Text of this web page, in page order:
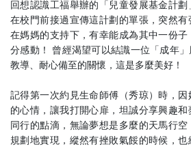
回想認識工福舉辦的「兒童發展基金計
在校門前接過宣傳這計劃的單張，突然有
在媽媽的支持下，有幸能成為其中一份
分感動！ 曾經渴望可以結識一位「成年
教導、耐心備至的關懷，這是多麼美好！
記得第一次約見生命師傅（秀琼）時，
的心情，讓我打開心扉，坦誠分享興趣
同行的點滴，無論夢想是多麼的天馬行
規劃地實現，縱然有挫敗氣餒的時候，